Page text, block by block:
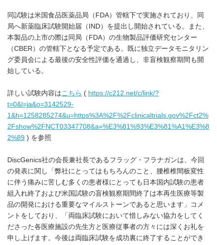
同試験は米国食品医薬品局（FDA）管轄下で実施されており、同
局へ新薬臨床試験開始届（IND）を提出し開始されている。また、
本製品の上市の際は同局（FDA）の生物製品評価研究センター
（CBER）の管轄下となる予定である。既に独立データモニタリン
グ委員会による最後の安全性評価を通過し、非盲検観察期間も開
始している。
詳しい試験内容はこちら ( https://c212.net/c/link/?
t=0&l=ja&o=3142529-
1&h=1258285274&u=https%3A%2F%2Fclinicaltrials.gov%2Fct2%
2Fshow%2FNCT03347708&a=%E3%81%93%E3%81%A1%E3%8
2%89 ) を参照
DiscGenics社の会長兼社長であるフラッグ・フラナガンは、今回
の発表に関し「弊社にとってはもちろんのこと、腰椎椎間板変性
に伴う痛みに苦しむ多くの患者様にとっても日本国内試験の患者
組入れ終了および米国試験の盲検観察期間終了は本再生医療等製
品の開発における重要なマイルストーンであると思います」コメ
ントをしており、「両臨床試験において惜しみない協力をしてく
ださった各医療施設の先生方と医療従事者の方々には深くお礼を
申し上げます。今後は両臨床試験を成功裏に終了することができ